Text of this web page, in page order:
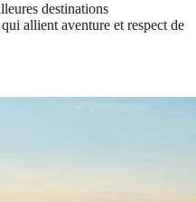
destinations
allient aventure et respect de